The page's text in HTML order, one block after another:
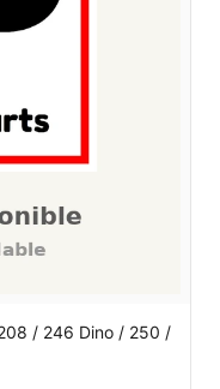
/ 246 Dino / 250 /